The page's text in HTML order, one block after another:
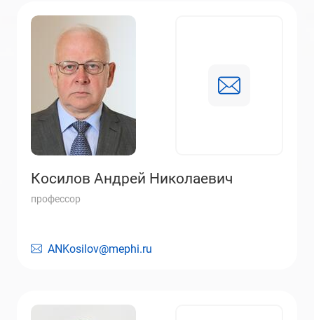
Косилов Андрей Николаевич
профессор
ANKosilov@mephi.ru